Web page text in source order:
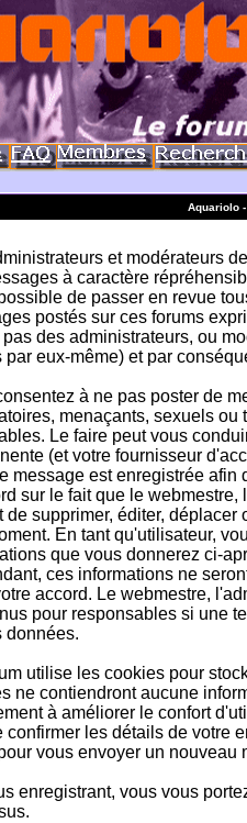
Aquariolo
et modérateurs
à caractère
de passer en revue
postés sur ces forums
des administrateurs, ou
par eux-même) et par
à ne pas poster de
menaçants, sexuels
Le faire peut vous
(et votre fournisseur
message est enregistrée afin
sur le fait que le
de supprimer, éditer,
En tant qu'utilisateur,
que vous donnerez ci-
ces informations ne
accord. Le webmestre,
pour responsables si une
données.
utilise les cookies pour
ne contiendront aucune
à améliorer le confort
confirmer les détails de votre
vous envoyer un nouveau
enregistrant, vous vous